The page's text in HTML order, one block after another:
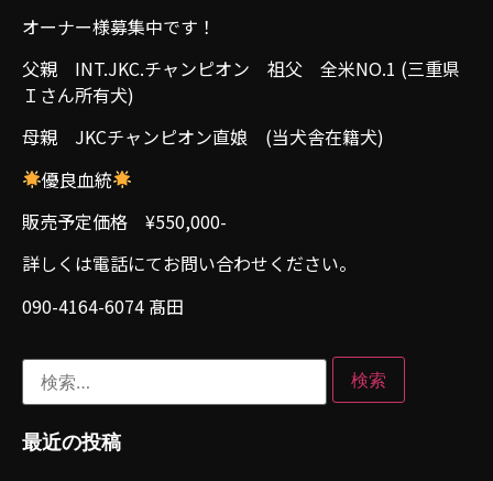
オーナー様募集中です！
父親 INT.JKC.チャンピオン 祖父 全米NO.1 (三重県
Ｉさん所有犬)
母親 JKCチャンピオン直娘 (当犬舎在籍犬)
優良血統
販売予定価格 ¥550,000-
詳しくは電話にてお問い合わせください。
090-4164-6074 髙田
最近の投稿